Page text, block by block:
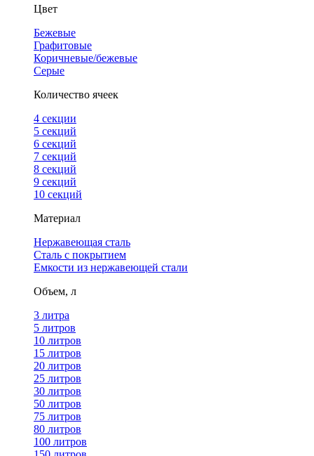
Цвет
Бежевые
Графитовые
Коричневые/бежевые
Серые
Количество ячеек
4 cекции
5 секций
6 секций
7 секций
8 секций
9 секций
10 секций
Материал
Нержавеющая сталь
Сталь с покрытием
Емкости из нержавеющей стали
Объем, л
3 литра
5 литров
10 литров
15 литров
20 литров
25 литров
30 литров
50 литров
75 литров
80 литров
100 литров